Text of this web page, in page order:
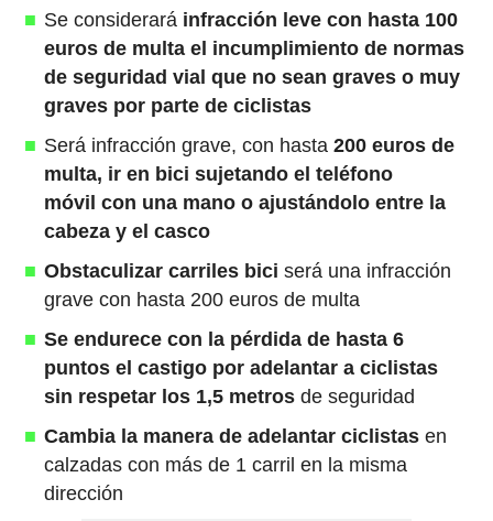
Se considerará infracción leve con hasta 100
euros de multa el incumplimiento de normas
de seguridad vial que no sean graves o muy
graves por parte de ciclistas
Será infracción grave, con hasta200 euros de
multa, ir en bici sujetando el teléfono
móvil con una mano o ajustándolo entre la
cabeza y el casco
Obstaculizar carriles bici será una infracción
grave con hasta 200 euros de multa
Se endurece con la pérdida de hasta 6
puntos el castigo por adelantar a ciclistas
sin respetar los 1,5 metrosde seguridad
Cambia la manera de adelantar ciclistasen
calzadas con más de 1 carril en la misma
dirección